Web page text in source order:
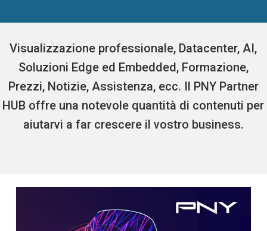
Visualizzazione professionale, Datacenter, AI,
Soluzioni Edge ed Embedded, Formazione,
Prezzi, Notizie, Assistenza, ecc. Il PNY Partner
HUB offre una notevole quantità di contenuti per
aiutarvi a far crescere il vostro business.